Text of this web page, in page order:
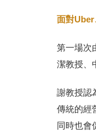
面對Uber
第一場次
潔教授、
謝教授認
傳統的經
同時也會